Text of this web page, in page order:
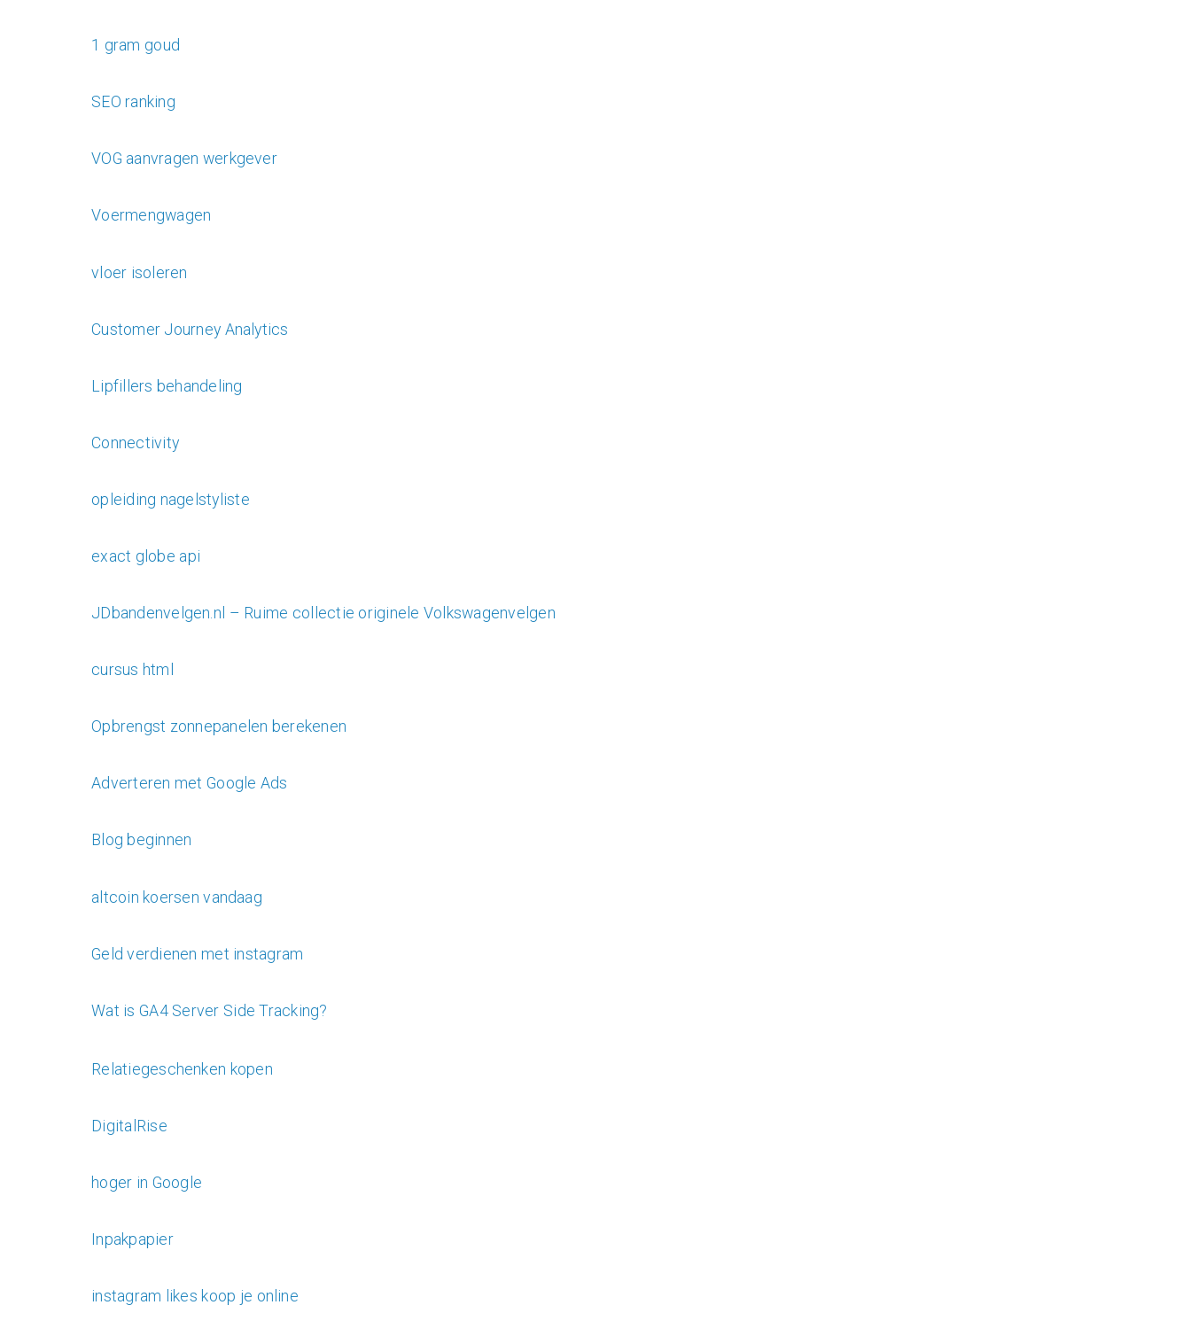
1 gram goud
SEO ranking
VOG aanvragen werkgever
Voermengwagen
vloer isoleren
Customer Journey Analytics
Lipfillers behandeling
Connectivity
opleiding nagelstyliste
exact globe api
JDbandenvelgen.nl – Ruime collectie originele Volkswagenvelgen
cursus html
Opbrengst zonnepanelen berekenen
Adverteren met Google Ads
Blog beginnen
altcoin koersen vandaag
Geld verdienen met instagram
Wat is GA4 Server Side Tracking?
Relatiegeschenken kopen
DigitalRise
hoger in Google
Inpakpapier
instagram likes koop je online